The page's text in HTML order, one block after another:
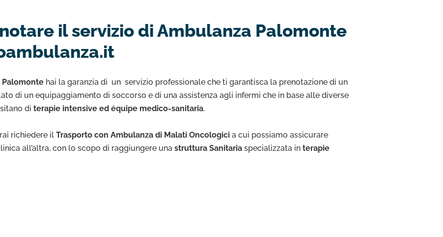
il servizio di Ambulanza Palomonte
Palomonte hai la garanzia di un servizio professionale che ti garantisca la prenotazione di un
di un equipaggiamento di soccorso e di una assistenza agli infermi che in base alle diverse
di terapie intensive ed équipe medico-sanitaria.
richiedere il Trasporto con Ambulanza di Malati Oncologici a cui possiamo assicurare
all’altra, con lo scopo di raggiungere una struttura Sanitaria specializzata in terapie